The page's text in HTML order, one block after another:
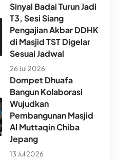
Sinyal Badai Turun Jadi
T3, Sesi Siang
Pengajian Akbar DDHK
di Masjid TST Digelar
Sesuai Jadwal
26 Jul 2026
Dompet Dhuafa
Bangun Kolaborasi
Wujudkan
Pembangunan Masjid
Al Muttaqin Chiba
Jepang
13 Jul 2026